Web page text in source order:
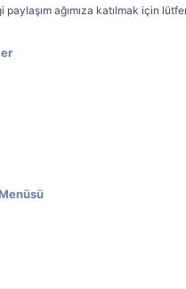
paylaşım ağımıza katılmak için